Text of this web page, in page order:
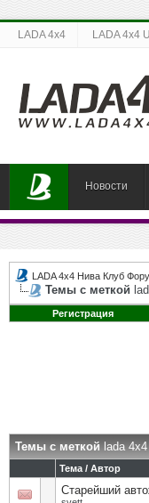
LADA 4x4 LADA 4x4
Новости
LADA 4x4 Нива Клуб
Темы с меткой
Регистрация
Темы с меткой lada 4х4
Тема / Автор
Старейший